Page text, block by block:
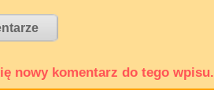
nowy komentarz do tego wpisu.